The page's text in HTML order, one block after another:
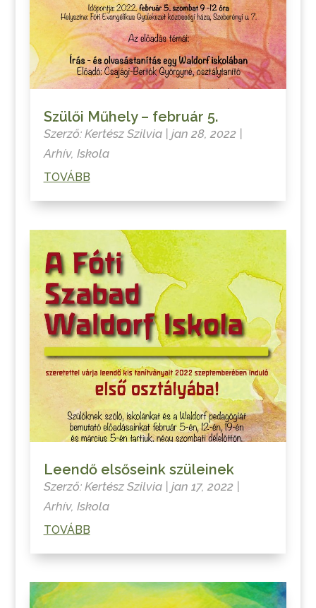
Szülői Műhely – február 5.
Szerző: Kertész Szilvia| jan 28, 2022|
Arhív, Iskola
TOVÁBB
Leendő elsőseink szüleinek
Szerző: Kertész Szilvia| jan 17, 2022|
Arhív, Iskola
TOVÁBB